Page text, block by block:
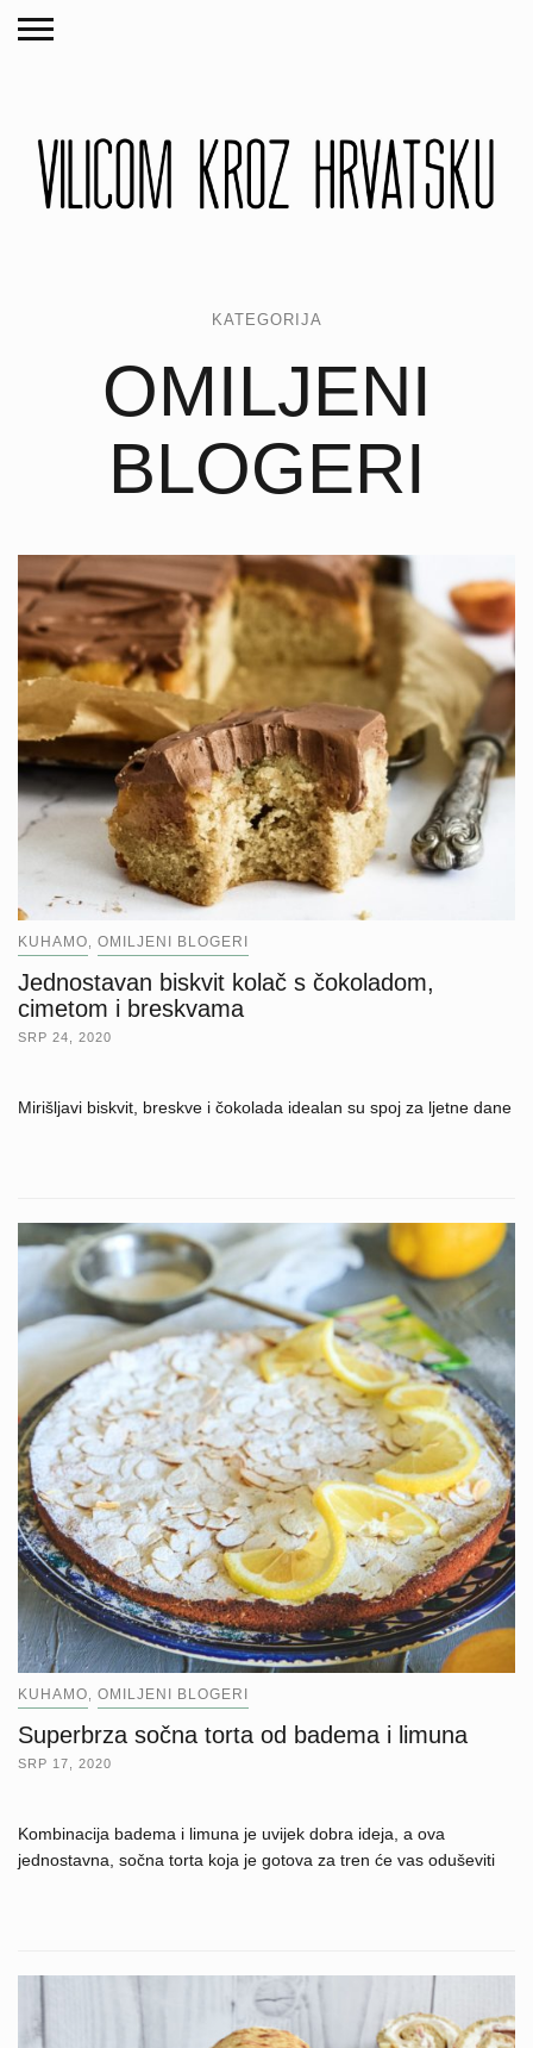
KATEGORIJA
OMILJENI
BLOGERI
KUHAMO OMILJENI BLOGERI
Jednostavan biskvit kolač s čokoladom,
cimetom i breskvama
SRP 24, 2020
Mirišljavi biskvit, breskve i čokolada idealan su spoj za ljetne dane
KUHAMO OMILJENI BLOGERI
Superbrza sočna torta od badema i limuna
SRP 17, 2020
Kombinacija badema i limuna je uvijek dobra ideja, a ova
jednostavna, sočna torta koja je gotova za tren će vas oduševiti